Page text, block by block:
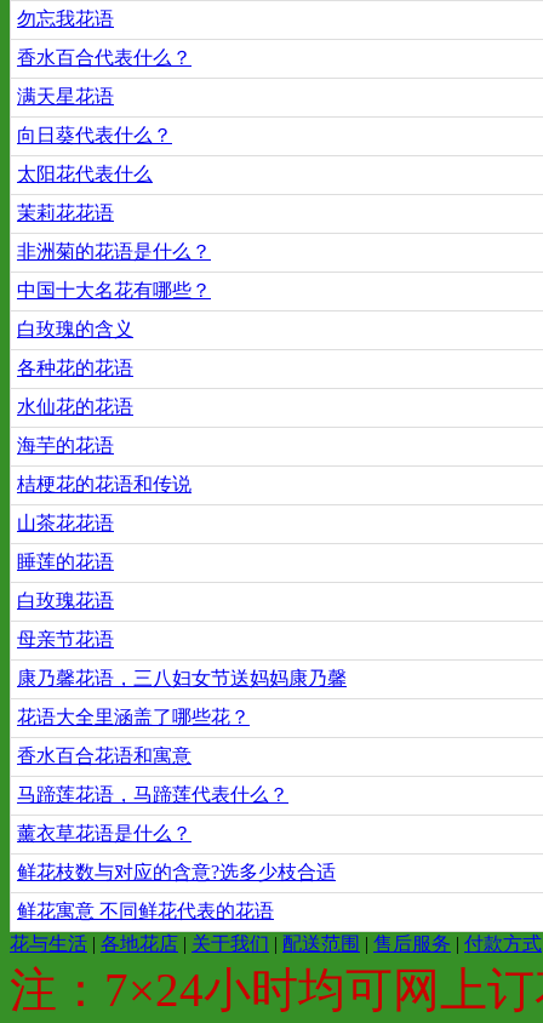
勿忘我花语
香水百合代表什么？
满天星花语
向日葵代表什么？
太阳花代表什么
茉莉花花语
非洲菊的花语是什么？
中国十大名花有哪些？
白玫瑰的含义
各种花的花语
水仙花的花语
海芋的花语
桔梗花的花语和传说
山茶花花语
睡莲的花语
白玫瑰花语
母亲节花语
康乃馨花语，三八妇女节送妈妈康乃馨
花语大全里涵盖了哪些花？
香水百合花语和寓意
马蹄莲花语，马蹄莲代表什么？
薰衣草花语是什么？
鲜花枝数与对应的含意?选多少枝合适
鲜花寓意 不同鲜花代表的花语
花与生活 | 各地花店 | 关于我们 | 配送范围 | 售后服务 | 付款方式
注：7×24小时均可网上